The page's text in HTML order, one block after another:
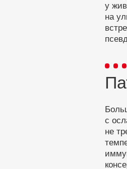
у
на
с
не